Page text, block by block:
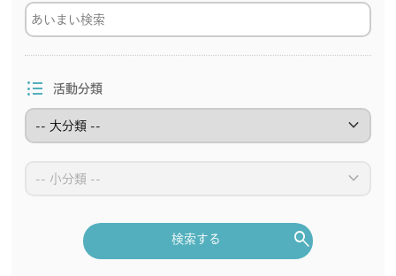
account_circle login
format_list_bulleted 活動分類
keyboard_arrow_down
keyboard_arrow_down
search
検索する